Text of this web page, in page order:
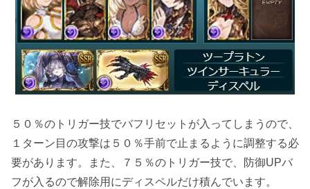
５０％のトリガー技でバフリセットが入ってしまうので、
１ターン目の攻撃は５０％手前で止まるように調整する必
要があります。また、７５％のトリガー技で、防御UPバ
フが入るので解除用にディスペルだけ積んでいます。